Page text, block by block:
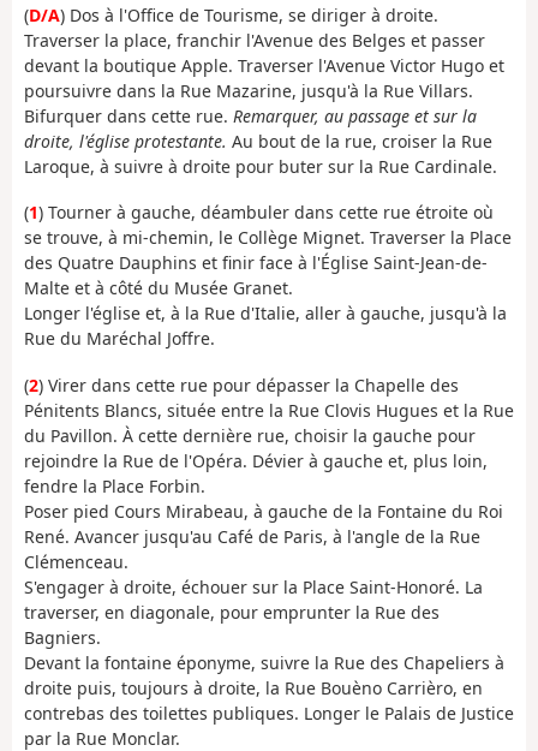
(D/A) Dos à l'Office de Tourisme, se diriger à droite.
Traverser la place, franchir l'Avenue des Belges et passer
devant la boutique Apple. Traverser l'Avenue Victor Hugo et
poursuivre dans la Rue Mazarine, jusqu'à la Rue Villars.
Bifurquer dans cette rue. Remarquer, au passage et sur la
droite, l'église protestante. Au bout de la rue, croiser la Rue
Laroque, à suivre à droite pour buter sur la Rue Cardinale.
(1) Tourner à gauche, déambuler dans cette rue étroite où
se trouve, à mi-chemin, le Collège Mignet. Traverser la Place
des Quatre Dauphins et finir face à l'Église Saint-Jean-de-
Malte et à côté du Musée Granet.
Longer l'église et, à la Rue d'Italie, aller à gauche, jusqu'à la
Rue du Maréchal Joffre.
(2) Virer dans cette rue pour dépasser la Chapelle des
Pénitents Blancs, située entre la Rue Clovis Hugues et la Rue
du Pavillon. À cette dernière rue, choisir la gauche pour
rejoindre la Rue de l'Opéra. Dévier à gauche et, plus loin,
fendre la Place Forbin.
Poser pied Cours Mirabeau, à gauche de la Fontaine du Roi
René. Avancer jusqu'au Café de Paris, à l'angle de la Rue
Clémenceau.
S'engager à droite, échouer sur la Place Saint-Honoré. La
traverser, en diagonale, pour emprunter la Rue des
Bagniers.
Devant la fontaine éponyme, suivre la Rue des Chapeliers à
droite puis, toujours à droite, la Rue Bouèno Carrièro, en
contrebas des toilettes publiques. Longer le Palais de Justice
par la Rue Monclar.